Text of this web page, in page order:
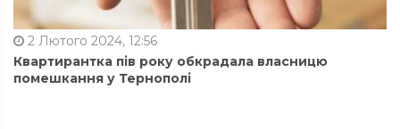
2 Лютого 2024, 12:56
Квартирантка пів року обкрадала власницю
помешкання у Тернополі